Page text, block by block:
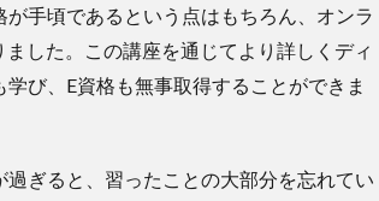
手頃であるという点はもちろん、オンラ
した。この講座を通じてより詳しくディ
び、E資格も無事取得することができま
ぎると、習ったことの大部分を忘れてい